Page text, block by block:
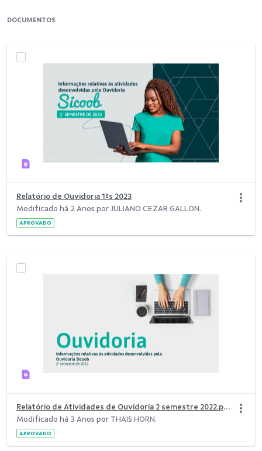
DOCUMENTOS
Relatório de Ouvidoria 1ºs 2023
Modificado há 2 Anos por JULIANO CEZAR GALLON.
APROVADO
Relatório de Atividades de Ouvidoria 2 semestre 2022.pdf
Modificado há 3 Anos por THAIS HORN.
APROVADO